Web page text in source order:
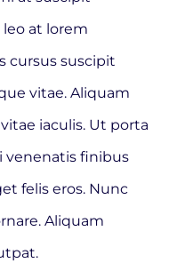
at lorem
cursus suscipit
vitae. Aliquam
iaculis. Ut porta
venenatis finibus
felis eros. Nunc
Aliquam